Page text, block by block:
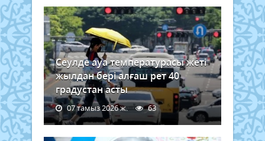
Сеулде ауа температурасы жеті
жылдан бері алғаш рет 40
градустан асты
07 тамыз 2026 ж. 63